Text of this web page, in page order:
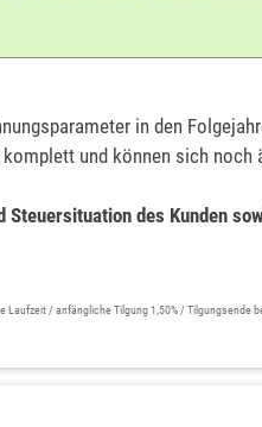
in den
und können sich noch
des Kunden
/ anfängliche Tilgung 1,50% / Tilgungsende